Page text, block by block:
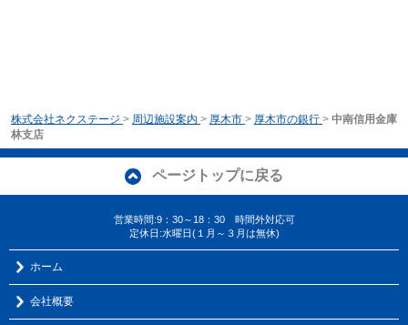
株式会社ネクステージ > 周辺施設案内 > 厚木市 > 厚木市の銀行 > 中南信用金庫
林支店
ページトップに戻る
営業時間:9：30～18：30 時間外対応可
定休日:水曜日(１月～３月は無休)
ホーム
会社概要